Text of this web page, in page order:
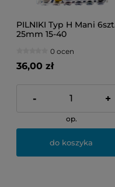
PILNIKI Typ H Mani
25mm 15-40
0 ocen
36,00 zł
- +
op.
do koszyka